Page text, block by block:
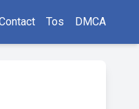
Tos DMCA